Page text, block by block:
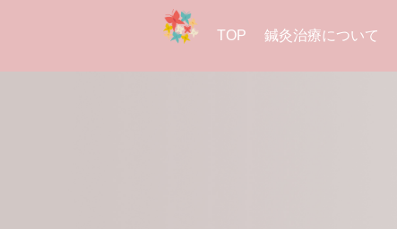
TOP 鍼灸治療について